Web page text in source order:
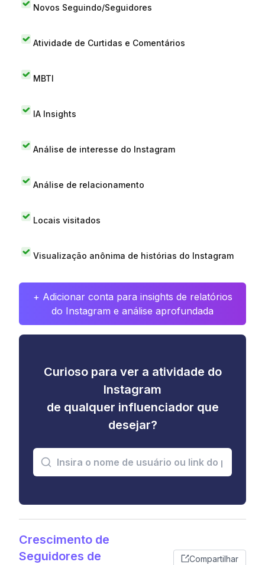
Novos Seguindo/Seguidores
Atividade de Curtidas e Comentários
MBTI
IA Insights
Análise de interesse do Instagram
Análise de relacionamento
Locais visitados
Visualização anônima de histórias do Instagram
+ Adicionar conta para insights de relatórios
do Instagram e análise aprofundada
Curioso para ver a atividade do
Instagram
de qualquer influenciador que
desejar?
Crescimento de
Seguidores de
Compartilhar